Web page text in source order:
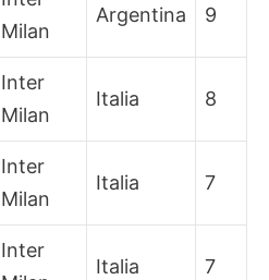
Milan
Argentina 9
Inter
Milan
Italia 8
Inter
Milan
Italia 7
Inter
Italia 7